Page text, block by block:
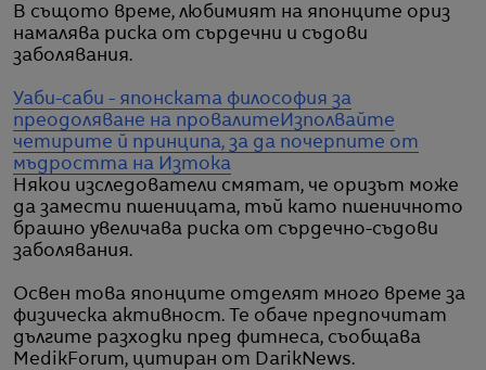
В същото време, любимият на японците ориз
намалява риска от сърдечни и съдови
заболявания.
Уаби-саби - японската философия за
преодоляване на провалите Изполвайте
четирите й принципа, за да почерпите от
мъдростта на Изтока
Някои изследователи смятат, че оризът може
да замести пшеницата, тъй като пшеничното
брашно увеличава риска от сърдечно-съдови
заболявания.
Освен това японците отделят много време за
физическа активност. Те обаче предпочитат
дългите разходки пред фитнеса, съобщава
MedikForum, цитиран от DarikNews.